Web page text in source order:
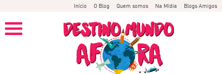
Início O Blog Quem somos Na Mídia Blogs Amigos